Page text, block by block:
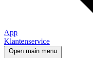
App
Klantenservice
Open main menu